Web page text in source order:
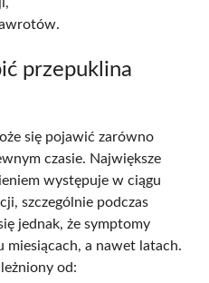
przepuklina
się pojawić zarówno
czasie. Największe
występuje w ciągu
szczególnie podczas
jednak, że symptomy
miesiącach, a nawet latach.
od: